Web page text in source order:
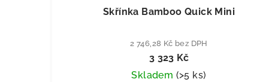
Skřínka Bamboo Quick Mini
2 746,28 Kč bez DPH
3 323 Kč
Skladem (>5 ks)